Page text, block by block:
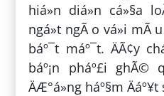
hiá»n diá»n cá»§a
ngá»t ngÃ o vá»i
báº¯t máº¯t. ÄÃ¢y
báº¡n pháº£i ghÃ©
ÄÆ°á»ng háº§m